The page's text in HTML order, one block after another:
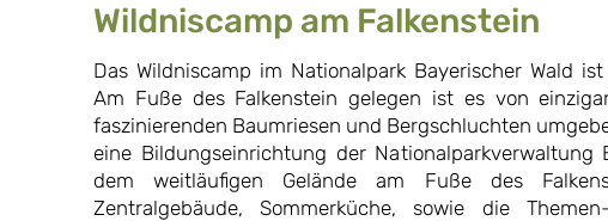
Wildniscamp am Falkenstein
Das Wildniscamp im Nationalpark Bayerischer Wald
Am Fuße des Falkenstein gelegen ist es von
faszinierenden Baumriesen und Bergschluchten
eine Bildungseinrichtung der Nationalparkverwaltung
dem weitläufigen Gelände am Fuße des
Zentralgebäude, Sommerküche, sowie die